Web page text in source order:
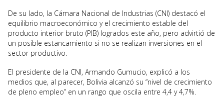
De su lado, la Cámara Nacional de Industrias (CNI) destacó el
equilibrio macroeconómico y el crecimiento estable del
producto interior bruto (PIB) logrados este año, pero advirtió de
un posible estancamiento si no se realizan inversiones en el
sector productivo.
El presidente de la CNI, Armando Gumucio, explicó a los
medios que, al parecer, Bolivia alcanzó su “nivel de crecimiento
de pleno empleo” en un rango que oscila entre 4,4 y 4,7%.